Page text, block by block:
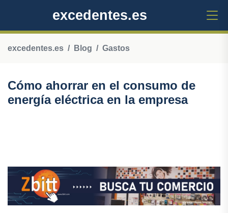
excedentes.es
excedentes.es Blog Gastos
Cómo ahorrar en el consumo de
energía eléctrica en la empresa